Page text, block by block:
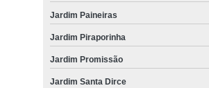
Jardim Paineiras
Jardim Piraporinha
Jardim Promissão
Jardim Santa Dirce